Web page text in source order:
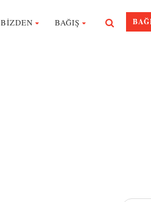
BİZDEN BAĞIŞ